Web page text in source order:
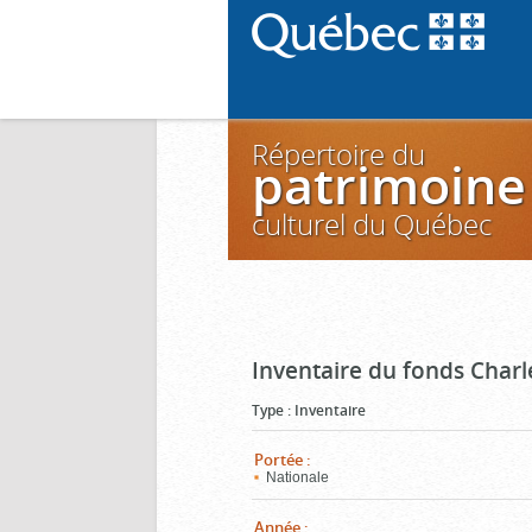
Répertoire du
patrimoine
culturel du Québec
Inventaire du fonds
Type : Inventaire
Portée :
Nationale